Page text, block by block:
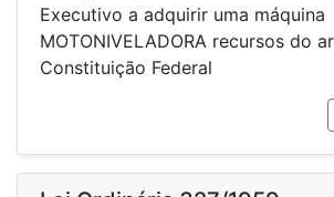
Executivo a adquirir uma máquina
MOTONIVELADORA recursos do
Constituição